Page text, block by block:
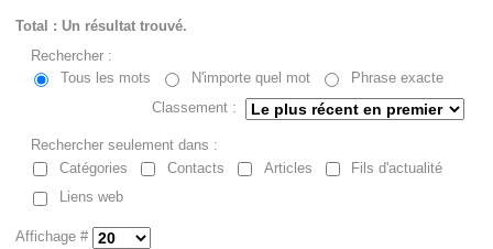
Total : Un résultat trouvé.
Rechercher :
Tous les mots
N'importe quel mot
Phrase exacte
Classement :
Rechercher seulement dans :
Catégories
Contacts Articles
Fils d'actualité
Liens web
Affichage #